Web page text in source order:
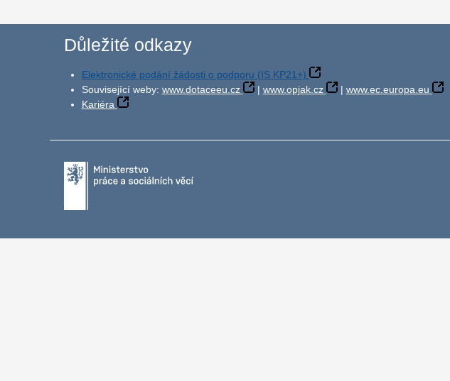
Důležité odkazy
Elektronické podání žádosti o podporu (IS KP21+)
Související weby: www.dotaceeu.cz | www.opjak.cz | www.ec.europa.eu
Kariéra